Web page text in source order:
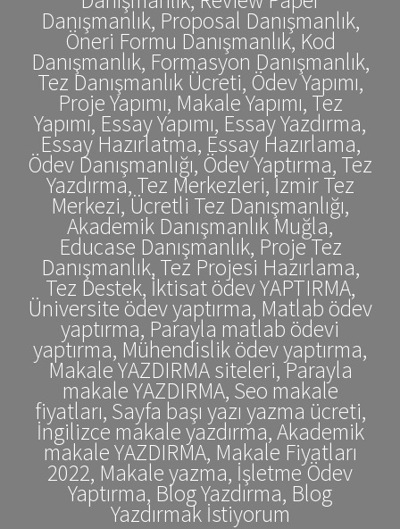
Danışmanlık, Proposal Danışmanlık,
Öneri Formu Danışmanlık, Kod
Danışmanlık, Formasyon Danışmanlık,
Tez Danışmanlık Ücreti, Ödev Yapımı,
Proje Yapımı, Makale Yapımı, Tez
Yapımı, Essay Yapımı, Essay Yazdırma,
Essay Hazırlatma, Essay Hazırlama,
Ödev Danışmanlığı, Ödev Yaptırma, Tez
Yazdırma, Tez Merkezleri, İzmir Tez
Merkezi, Ücretli Tez Danışmanlığı,
Akademik Danışmanlık Muğla,
Educase Danışmanlık, Proje Tez
Danışmanlık, Tez Projesi Hazırlama,
Tez Destek, İktisat ödev YAPTIRMA,
Üniversite ödev yaptırma, Matlab ödev
yaptırma, Parayla matlab ödevi
yaptırma, Mühendislik ödev yaptırma,
Makale YAZDIRMA siteleri, Parayla
makale YAZDIRMA, Seo makale
fiyatları, Sayfa başı yazı yazma ücreti,
İngilizce makale yazdırma, Akademik
makale YAZDIRMA, Makale Fiyatları
2022, Makale yazma, İşletme Ödev
Yaptırma, Blog Yazdırma, Blog
Yazdırmak İstiyorum